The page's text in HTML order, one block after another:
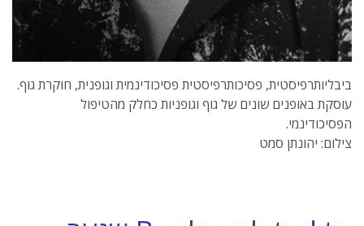
ביבליותרפיסטית, פסיכותרפיסטית פסיכודינמית וגופנית, חוקרת גוף.
עוסקת באופנים שונים של גוף וגופניות כחלק מהטיפול
הפסיכודינמי.
צילום: יהונתן סמט